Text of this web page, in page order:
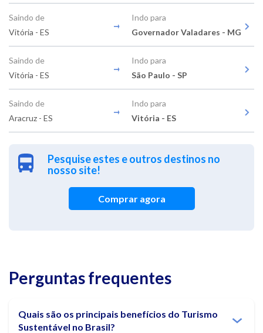
Saindo de
Vitória - ES
Indo para
Governador Valadares - MG
Saindo de
Vitória - ES
Indo para
São Paulo - SP
Saindo de
Aracruz - ES
Indo para
Vitória - ES
Pesquise estes e outros destinos no
nosso site!
Comprar agora
Perguntas frequentes
Quais são os principais benefícios do Turismo
Sustentável no Brasil?